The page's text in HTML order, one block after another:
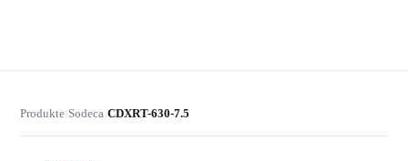
Produkte›Sodeca›CDXRT-630-7.5